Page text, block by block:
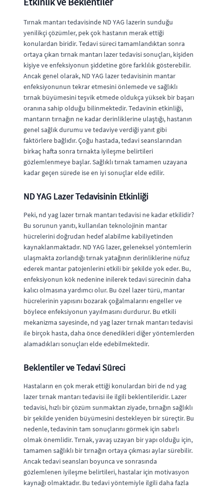
Tırnak mantarı tedavisinde ND YAG lazerin sunduğu
yenilikçi çözümler, pek çok hastanın merak ettiği
konulardan biridir. Tedavi süreci tamamlandıktan sonra
ortaya çıkan tırnak mantarı lazer tedavisi sonuçları, kişiden
kişiye ve enfeksiyonun şiddetine göre farklılık gösterebilir.
Ancak genel olarak, ND YAG lazer tedavisinin mantar
enfeksiyonunun tekrar etmesini önlemede ve sağlıklı
tırnak büyümesini teşvik etmede oldukça yüksek bir başarı
oranına sahip olduğu bilinmektedir. Tedavinin etkinliği,
mantarın tırnağın ne kadar derinliklerine ulaştığı, hastanın
genel sağlık durumu ve tedaviye verdiği yanıt gibi
faktörlere bağlıdır. Çoğu hastada, tedavi seanslarından
birkaç hafta sonra tırnakta iyileşme belirtileri
gözlemlenmeye başlar. Sağlıklı tırnak tamamen uzayana
kadar geçen sürede ise en iyi sonuçlar elde edilir.
ND YAG Lazer Tedavisinin Etkinliği
Peki, nd yag lazer tırnak mantarı tedavisi ne kadar etkilidir?
Bu sorunun yanıtı, kullanılan teknolojinin mantar
hücrelerini doğrudan hedef alabilme kabiliyetinden
kaynaklanmaktadır. ND YAG lazer, geleneksel yöntemlerin
ulaşmakta zorlandığı tırnak yatağının derinliklerine nüfuz
ederek mantar patojenlerini etkili bir şekilde yok eder. Bu,
enfeksiyonun kök nedenine inilerek tedavi sürecinin daha
kalıcı olmasına yardımcı olur. Bu özel lazer türü, mantar
hücrelerinin yapısını bozarak çoğalmalarını engeller ve
böylece enfeksiyonun yayılmasını durdurur. Bu etkili
mekanizma sayesinde, nd yag lazer tırnak mantarı tedavisi
ile birçok hasta, daha önce denedikleri diğer yöntemlerden
alamadıkları sonuçları elde edebilmektedir.
Beklentiler ve Tedavi Süreci
Hastaların en çok merak ettiği konulardan biri de nd yag
lazer tırnak mantarı tedavisi ile ilgili beklentileridir. Lazer
tedavisi, hızlı bir çözüm sunmaktan ziyade, tırnağın sağlıklı
bir şekilde yeniden büyümesini destekleyen bir süreçtir. Bu
nedenle, tedavinin tam sonuçlarını görmek için sabırlı
olmak önemlidir. Tırnak, yavaş uzayan bir yapı olduğu için,
tamamen sağlıklı bir tırnağın ortaya çıkması aylar sürebilir.
Ancak tedavi seansları boyunca ve sonrasında
gözlemlenen iyileşme belirtileri, hastalar için motivasyon
kaynağı olmaktadır. Bu tedavi yöntemiyle ilgili daha fazla